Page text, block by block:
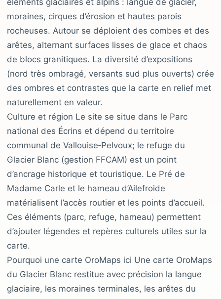
éléments glaciaires et alpins : langue de glacier,
moraines, cirques d’érosion et hautes parois
rocheuses. Autour se déploient des combes et des
arêtes, alternant surfaces lisses de glace et chaos
de blocs granitiques. La diversité d’expositions
(nord très ombragé, versants sud plus ouverts) crée
des ombres et contrastes que la carte en relief met
naturellement en valeur.
Culture et région Le site se situe dans le Parc
national des Écrins et dépend du territoire
communal de Vallouise‑Pelvoux; le refuge du
Glacier Blanc (gestion FFCAM) est un point
d’ancrage historique et touristique. Le Pré de
Madame Carle et le hameau d’Ailefroide
matérialisent l’accès routier et les points d’accueil.
Ces éléments (parc, refuge, hameau) permettent
d’ajouter légendes et repères culturels utiles sur la
carte.
Pourquoi une carte OroMaps ici Une carte OroMaps
du Glacier Blanc restitue avec précision la langue
glaciaire, les moraines terminales, les arêtes du